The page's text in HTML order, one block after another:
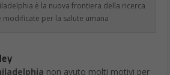
è la nuova frontiera della ricerca
modificate per la salute umana
non avuto molti motivi per